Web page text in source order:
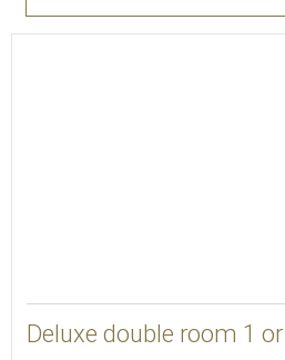
Deluxe double room 1